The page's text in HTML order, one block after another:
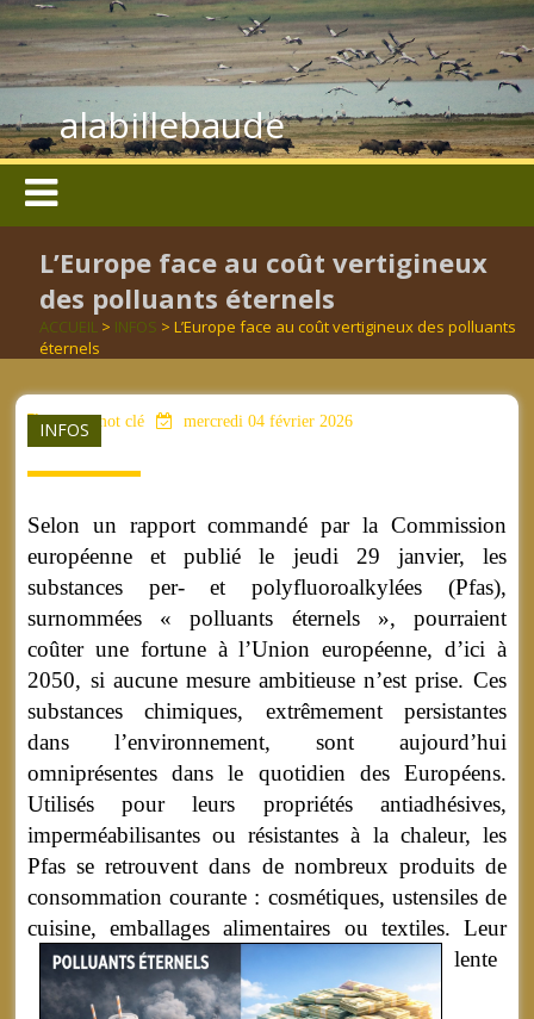
alabillebaude
L’Europe face au coût vertigineux
des polluants éternels
ACCUEIL > INFOS > L’Europe face au coût vertigineux des polluants
éternels
INFOS
aucun mot clé mercredi 04 février 2026
Selon un rapport commandé par la Commission
européenne et publié le jeudi 29 janvier, les
substances per- et polyfluoroalkylées (Pfas),
surnommées « polluants éternels », pourraient
coûter une fortune à l’Union européenne, d’ici à
2050, si aucune mesure ambitieuse n’est prise. Ces
substances chimiques, extrêmement persistantes
dans l’environnement, sont aujourd’hui
omniprésentes dans le quotidien des Européens.
Utilisés pour leurs propriétés antiadhésives,
imperméabilisantes ou résistantes à la chaleur, les
Pfas se retrouvent dans de nombreux produits de
consommation courante : cosmétiques, ustensiles de
cuisine, emballages alimentaires ou textiles. Leur
lente